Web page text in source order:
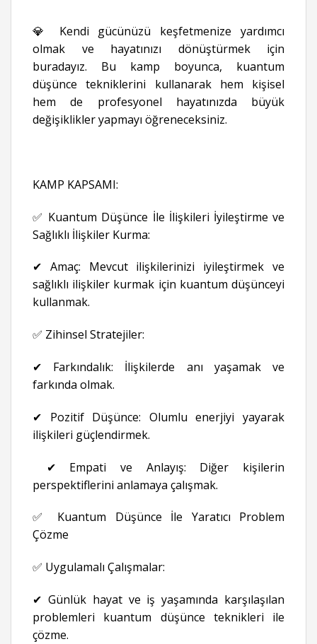
💎 Kendi gücünüzü keşfetmenize yardımcı
olmak ve hayatınızı dönüştürmek için
buradayız. Bu kamp boyunca, kuantum
düşünce tekniklerini kullanarak hem kişisel
hem de profesyonel hayatınızda büyük
değişiklikler yapmayı öğreneceksiniz.
KAMP KAPSAMI:
✅ Kuantum Düşünce İle İlişkileri İyileştirme ve
Sağlıklı İlişkiler Kurma:
✔ Amaç: Mevcut ilişkilerinizi iyileştirmek ve
sağlıklı ilişkiler kurmak için kuantum düşünceyi
kullanmak.
✅ Zihinsel Stratejiler:
✔ Farkındalık: İlişkilerde anı yaşamak ve
farkında olmak.
✔ Pozitif Düşünce: Olumlu enerjiyi yayarak
ilişkileri güçlendirmek.
✔ Empati ve Anlayış: Diğer kişilerin
perspektiflerini anlamaya çalışmak.
✅ Kuantum Düşünce İle Yaratıcı Problem
Çözme
✅ Uygulamalı Çalışmalar:
✔ Günlük hayat ve iş yaşamında karşılaşılan
problemleri kuantum düşünce teknikleri ile
çözme.